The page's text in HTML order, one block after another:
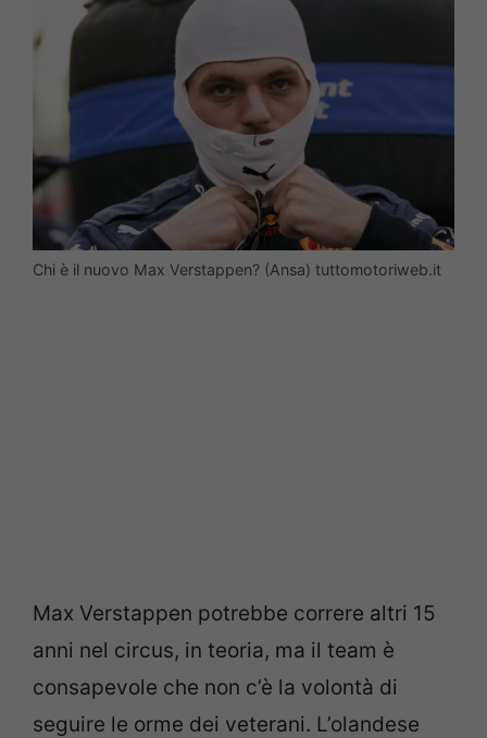
Chi è il nuovo Max Verstappen? (Ansa) tuttomotoriweb.it
Max Verstappen potrebbe correre altri 15
anni nel circus, in teoria, ma il team è
consapevole che non c’è la volontà di
seguire le orme dei veterani. L’olandese